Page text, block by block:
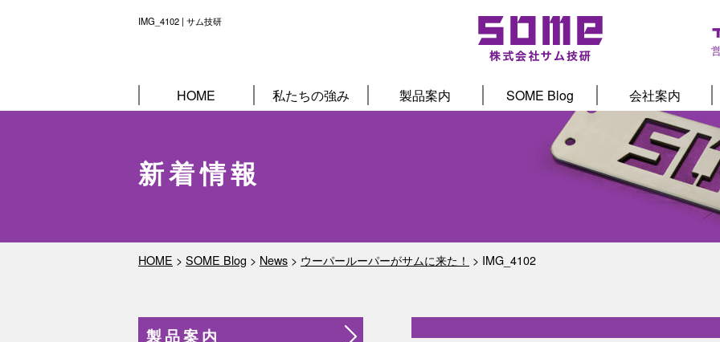
IMG_4102 | サム技研
HOME 私たちの強み 製品案内 SOME Blog 会社案内
新着情報
HOME > SOME Blog > News > ウーパールーパーがサムに来た！ > IMG_4102
製品案内